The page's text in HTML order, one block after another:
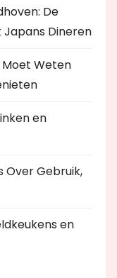
De
Dineren
Moet Weten
en
Over Gebruik,
en